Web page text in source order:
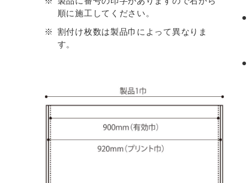
順に施工してください。
割付け枚数は製品巾によって異なりま
す。